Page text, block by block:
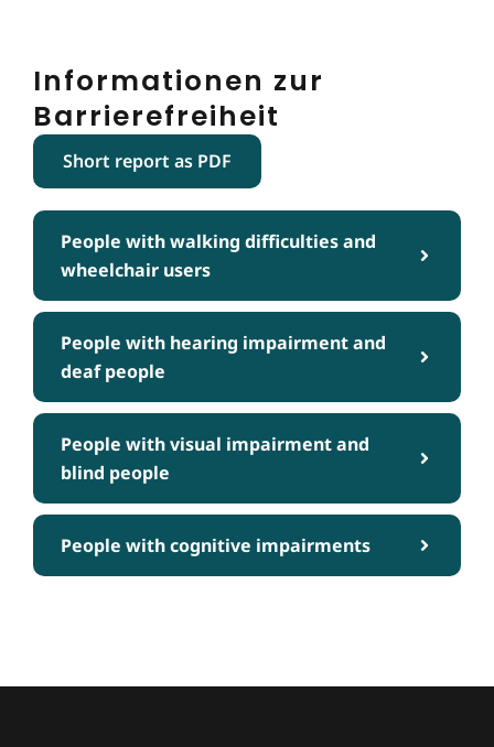
Informationen zur
Barrierefreiheit
Short report as PDF
People with walking difficulties and
wheelchair users
People with hearing impairment and
deaf people
People with visual impairment and
blind people
People with cognitive impairments